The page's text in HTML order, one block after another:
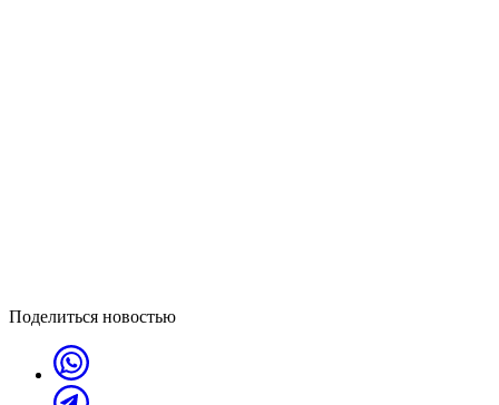
Поделиться новостью